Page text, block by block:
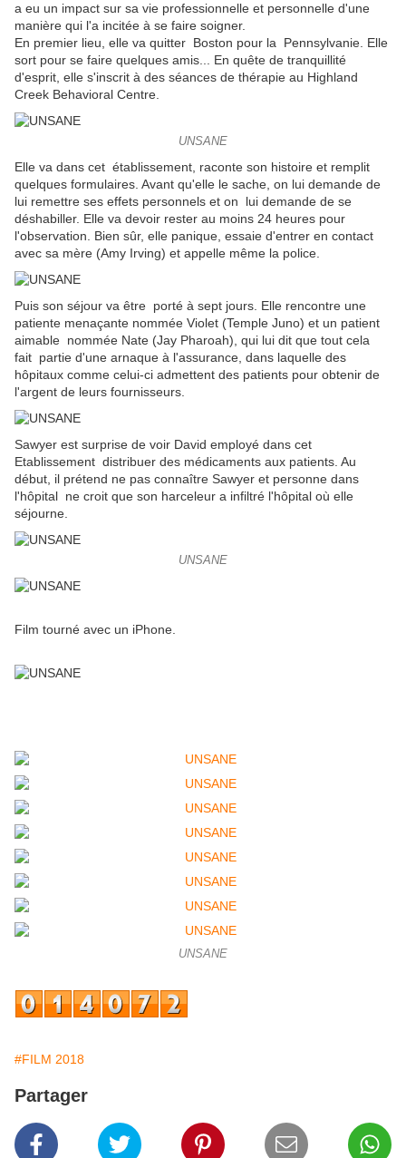
a eu un impact sur sa vie professionnelle et personnelle d'une
manière qui l'a incitée à se faire soigner.
En premier lieu, elle va quitter Boston pour la Pennsylvanie. Elle
sort pour se faire quelques amis...
En quête de tranquillité
d'esprit, elle s'inscrit à des séances de thérapie au Highland
Creek Behavioral Centre.
UNSANE
Elle va dans cet établissement, raconte son histoire et remplit
quelques formulaires. Avant qu'elle le sache, on lui demande de
lui remettre ses effets personnels et on lui demande de se
déshabiller. Elle va devoir rester au moins 24 heures pour
l'observation. Bien sûr, elle panique, essaie d'entrer en contact
avec sa mère (Amy Irving) et appelle même la police.
Puis son séjour va être porté à sept jours. Elle rencontre une
patiente menaçante nommée Violet (Temple Juno) et un patient
aimable nommée Nate (Jay Pharoah), qui lui dit que tout cela
fait partie d'une arnaque à l'assurance, dans laquelle des
hôpitaux comme celui-ci admettent des patients pour obtenir de
l'argent de leurs fournisseurs.
Sawyer est surprise de voir David employé dans cet
Etablissement distribuer des médicaments aux patients. Au
début, il prétend ne pas connaître Sawyer et personne dans
l'hôpital ne croit que son harceleur a infiltré l'hôpital où elle
séjourne.
UNSANE
Film tourné avec un iPhone.
UNSANE
#FILM 2018
Partager